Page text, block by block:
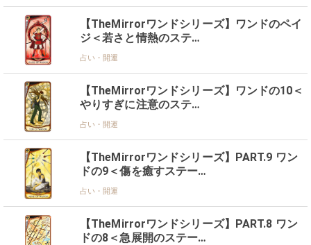
占い・開運
【TheMirrorワンドシリーズ】ワンドのペイ
ジ＜若さと情熱のステ…
占い・開運
【TheMirrorワンドシリーズ】ワンドの10＜
やりすぎに注意のステ…
占い・開運
【TheMirrorワンドシリーズ】PART.9 ワン
ドの9＜傷を癒すステー…
【TheMirrorワンドシリーズ】PART.8 ワン
ドの8＜急展開のステー…